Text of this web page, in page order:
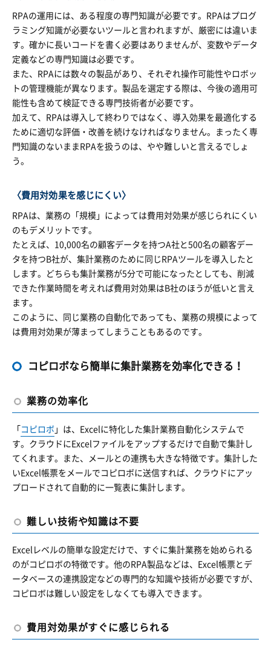
RPAの運用には、ある程度の専門知識が必要です。RPAはプログ
ラミング知識が必要ないツールと言われますが、厳密には違いま
す。確かに長いコードを書く必要はありませんが、変数やデータ
定義などの専門知識は必要です。
また、RPAには数々の製品があり、それぞれ操作可能性やロボッ
トの管理機能が異なります。製品を選定する際は、今後の適用可
能性も含めて検証できる専門技術者が必要です。
加えて、RPAは導入して終わりではなく、導入効果を最適化する
ために適切な評価・改善を続けなければなりません。まったく専
門知識のないままRPAを扱うのは、やや難しいと言えるでしょ
う。
〈費用対効果を感じにくい〉
RPAは、業務の「規模」によっては費用対効果が感じられにくい
のもデメリットです。
たとえば、10,000名の顧客データを持つA社と500名の顧客デー
タを持つB社が、集計業務のために同じRPAツールを導入したと
します。どちらも集計業務が5分で可能になったとしても、削減
できた作業時間を考えれば費用対効果はB社のほうが低いと言え
ます。
このように、同じ業務の自動化であっても、業務の規模によって
は費用対効果が薄まってしまうこともあるのです。
コピロボなら簡単に集計業務を効率化できる！
業務の効率化
「 コピロボ 」は、Excelに特化した集計業務自動化システムで
す。クラウドにExcelファイルをアップするだけで自動で集計し
てくれます。また、メールとの連携も大きな特徴です。集計した
いExcel帳票をメールでコピロボに送信すれば、クラウドにアッ
プロードされて自動的に一覧表に集計します。
難しい技術や知識は不要
Excelレベルの簡単な設定だけで、すぐに集計業務を始められる
のがコピロボの特徴です。他のRPA製品などは、Excel帳票とデ
ータベースの連携設定などの専門的な知識や技術が必要ですが、
コピロボは難しい設定をしなくても導入できます。
費用対効果がすぐに感じられる